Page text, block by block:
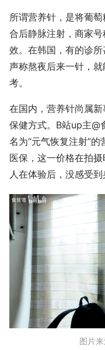
所谓营养针，是将葡
合后静脉注射，商家
效。在韩国，有的诊
声称熬夜后来一针，
考。
在国内，营养针尚属
保健方式。B站up主@
名为“元气恢复注射”
医保，这一价格在拍
人在体验后，没感受到
图片来